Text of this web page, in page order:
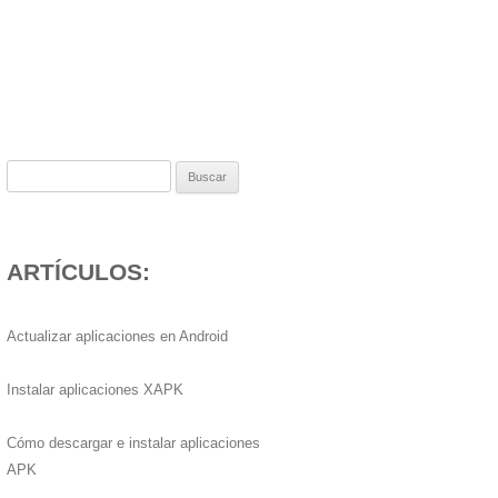
ARTÍCULOS:
Actualizar aplicaciones en Android
Instalar aplicaciones XAPK
Cómo descargar e instalar aplicaciones
APK